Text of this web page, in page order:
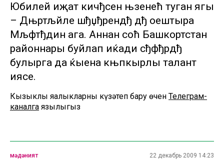
Юбилей иҗат кичђсен њзенећ туган ягы
– Дњртљйле шђџђрендђ дђ оештыра
Мљфтђдин ага. Аннан соћ Башкортстан
районнары буйлап иќади сђфђрдђ
булырга да ќыена књпкырлы талант
иясе.
Кызыклы яңалыкларны күзәтеп бару өчен Телеграм-
каналга язылыгыз
мәдәният 22 декабрь 2009 14:23